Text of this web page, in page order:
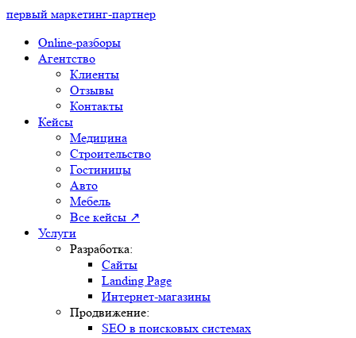
первый маркетинг-партнер
Online-разборы
Агентство
Клиенты
Отзывы
Контакты
Кейсы
Медицина
Строительство
Гостиницы
Авто
Мебель
Все кейсы ↗
Услуги
Разработка:
Сайты
Landing Page
Интернет-магазины
Продвижение:
SEO в поисковых системах